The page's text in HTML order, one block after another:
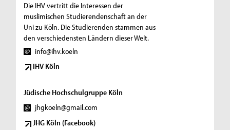
Die IHV vertritt die Interessen der
muslimischen Studierendenschaft an der
Uni zu Köln. Die Studierenden stammen aus
den verschiedensten Ländern dieser Welt.
info@ihv.koeln
IHV Köln
Jüdische Hochschulgruppe Köln
jhgkoeln@gmail.com
JHG Köln (Facebook)